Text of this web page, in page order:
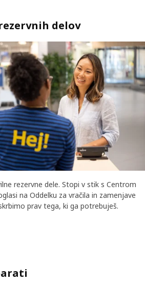
delov
rezervne dele. Stopi v stik s Centrom
na Oddelku za vračila in zamenjave
prav tega, ki ga potrebuješ.